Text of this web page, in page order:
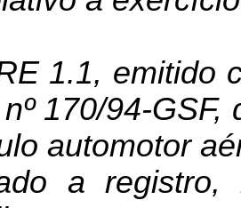
1.1, emitido
170/94-
automotor
a registro,